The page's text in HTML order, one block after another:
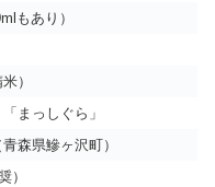
もあり）
）
まっしぐら」
森県鰺ヶ沢町）
）